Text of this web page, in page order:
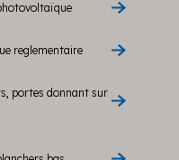
reglementaire
portes donnant sur